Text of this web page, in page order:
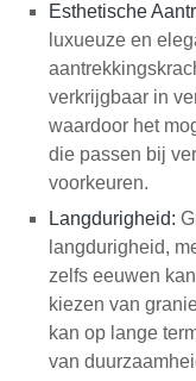
Esthetische
luxueuze en
verkrijgbaar in
waardoor het
die passen bij
voorkeuren.
Langdurigheid:
langdurigheid,
zelfs eeuwen
kiezen van
kan op lange
van